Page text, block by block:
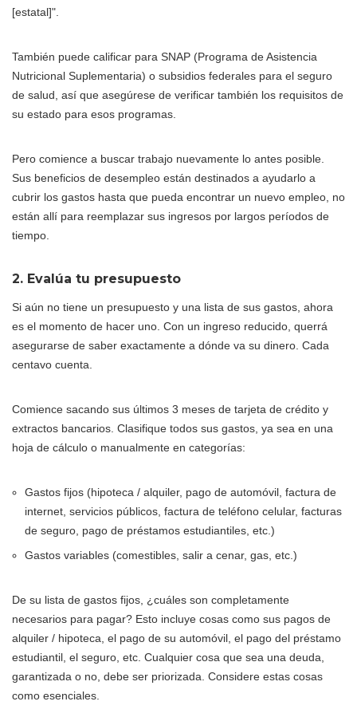
[estatal]".
También puede calificar para SNAP (Programa de Asistencia
Nutricional Suplementaria) o subsidios federales para el seguro
de salud, así que asegúrese de verificar también los requisitos de
su estado para esos programas.
Pero comience a buscar trabajo nuevamente lo antes posible.
Sus beneficios de desempleo están destinados a ayudarlo a
cubrir los gastos hasta que pueda encontrar un nuevo empleo, no
están allí para reemplazar sus ingresos por largos períodos de
tiempo.
2. Evalúa tu presupuesto
Si aún no tiene un presupuesto y una lista de sus gastos, ahora
es el momento de hacer uno. Con un ingreso reducido, querrá
asegurarse de saber exactamente a dónde va su dinero. Cada
centavo cuenta.
Comience sacando sus últimos 3 meses de tarjeta de crédito y
extractos bancarios. Clasifique todos sus gastos, ya sea en una
hoja de cálculo o manualmente en categorías:
Gastos fijos (hipoteca / alquiler, pago de automóvil, factura de
internet, servicios públicos, factura de teléfono celular, facturas
de seguro, pago de préstamos estudiantiles, etc.)
Gastos variables (comestibles, salir a cenar, gas, etc.)
De su lista de gastos fijos, ¿cuáles son completamente
necesarios para pagar? Esto incluye cosas como sus pagos de
alquiler / hipoteca, el pago de su automóvil, el pago del préstamo
estudiantil, el seguro, etc. Cualquier cosa que sea una deuda,
garantizada o no, debe ser priorizada. Considere estas cosas
como esenciales.